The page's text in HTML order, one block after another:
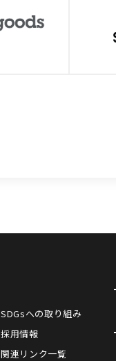
SDGsへの取り組み
採用情報
関連リンク一覧